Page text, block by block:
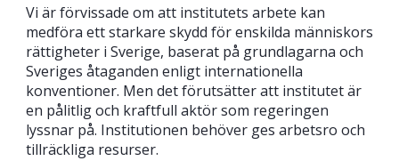
Vi är förvissade om att institutets arbete kan
medföra ett starkare skydd för enskilda människors
rättigheter i Sverige, baserat på grundlagarna och
Sveriges åtaganden enligt internationella
konventioner. Men det förutsätter att institutet är
en pålitlig och kraftfull aktör som regeringen
lyssnar på. Institutionen behöver ges arbetsro och
tillräckliga resurser.